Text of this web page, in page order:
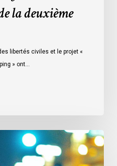
la deuxième
libertés civiles et le projet «
» ont…